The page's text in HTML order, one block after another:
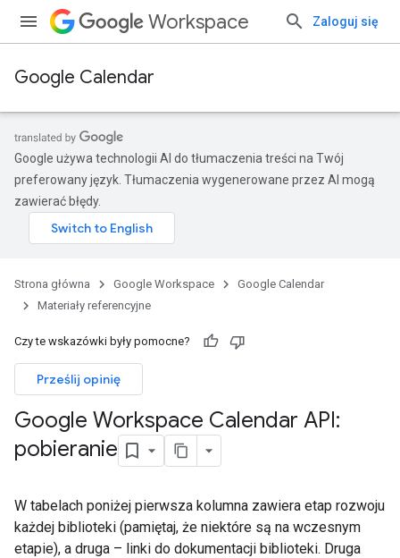
Workspace Zaloguj się
Google Calendar
Google używa technologii AI do tłumaczenia treści na Twój
preferowany język. Tłumaczenia wygenerowane przez AI mogą
zawierać błędy.
Strona główna Google Workspace
Google Calendar
Materiały referencyjne
Czy te wskazówki były pomocne?
Prześlij opinię
Google Workspace Calendar API:
pobieranie
W tabelach poniżej pierwsza kolumna zawiera etap rozwoju
każdej biblioteki (pamiętaj, że niektóre są na wczesnym
etapie), a druga – linki do dokumentacji biblioteki. Druga